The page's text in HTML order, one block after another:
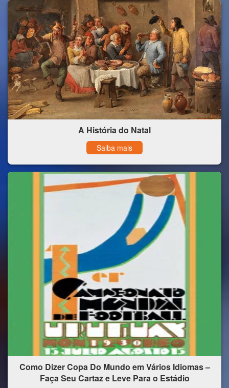
A História do Natal
Saiba mais
Como Dizer Copa Do Mundo em Vários Idiomas –
Faça Seu Cartaz e Leve Para o Estádio